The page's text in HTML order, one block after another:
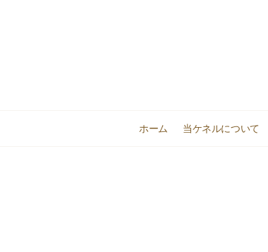
ホーム 当ケネルについて